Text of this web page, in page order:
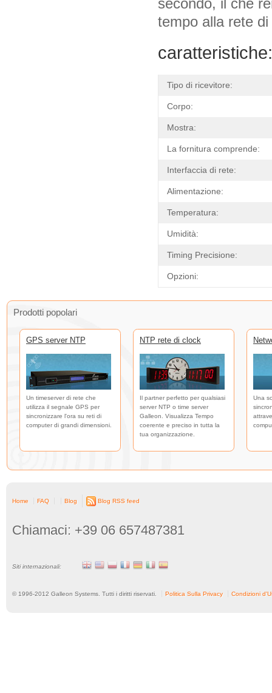
tempo alla rete
caratteristiche:
Tipo di ricevitore:
Corpo:
Mostra:
La fornitura comprende:
Interfaccia di rete:
Alimentazione:
Temperatura:
Umidità:
Timing Precisione:
Opzioni:
Prodotti popolari
GPS server NTP
Un timeserver di rete che
utilizza il segnale GPS per
sincronizzare l'ora su reti di
computer di grandi dimensioni.
NTP rete di clock
Il partner perfetto per qualsiasi
server NTP o time server
Galleon. Visualizza Tempo
coerente e preciso in tutta la
tua organizzazione.
Una
Home FAQ Blog Blog RSS feed
Chiamaci: +39 06 657487381
Siti internazionali:
© 1996-2012 Galleon Systems. Tutti i diritti riservati. Politica Sulla Privacy Condizioni